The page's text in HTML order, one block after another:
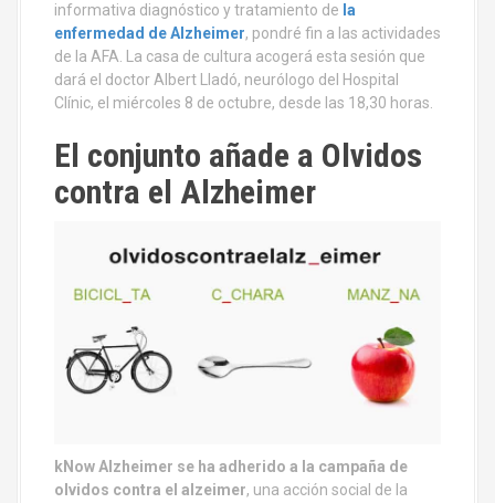
informativa diagnóstico y tratamiento de la
enfermedad de Alzheimer, pondré fin a las actividades
de la AFA. La casa de cultura acogerá esta sesión que
dará el doctor Albert Lladó, neurólogo del Hospital
Clínic, el miércoles 8 de octubre, desde las 18,30 horas.
El conjunto añade a Olvidos
contra el Alzheimer
kNow Alzheimer se ha adherido a la campaña de
olvidos contra el alzeimer, una acción social de la